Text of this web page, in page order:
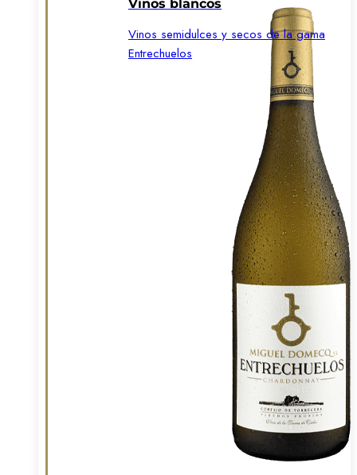
Vinos blancos
Vinos semidulces y secos de la gama
Entrechuelos